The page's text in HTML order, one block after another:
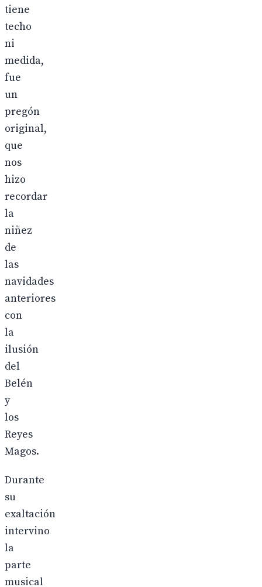
tiene
techo
ni
medida,
fue
un
pregón
original,
que
nos
hizo
recordar
la
niñez
de
las
navidades
anteriores
con
la
ilusión
del
Belén
y
los
Reyes
Magos.
Durante
su
exaltación
intervino
la
parte
musical